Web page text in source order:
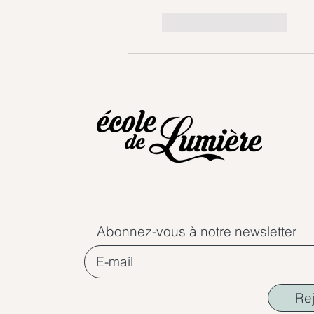
Abonnez-vous à notre newsletter